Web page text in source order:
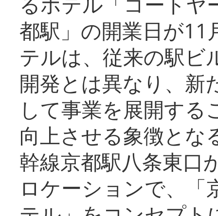
都駅」の開業日が11
テルは、従来の駅ビ
開発とは異なり、新
して事業を展開する
向上させる象徴とな
幹線京都駅八条東口
ロケーションで、「